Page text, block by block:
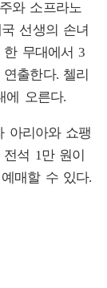
와 소프라노
선생의 손녀
한 무대에서 3
출한다. 첼리
에 오른다.
아리아와 쇼팽
석 1만 원이
매할 수 있다.